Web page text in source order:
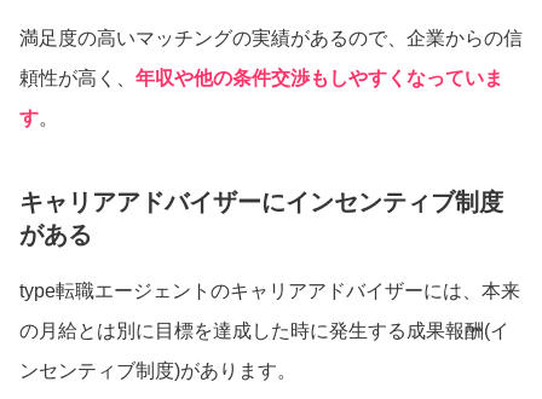
満足度の高いマッチングの実績があるので、企業からの信
頼性が高く、 年収や他の条件交渉もしやすくなっていま
す。
キャリアアドバイザーにインセンティブ制度
がある
type転職エージェントのキャリアアドバイザーには、本来
の月給とは別に目標を達成した時に発生する成果報酬(イ
ンセンティブ制度)があります。